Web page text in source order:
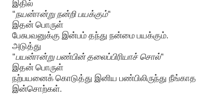
இதில்
“நயன்ஈன்று நன்றி பயக்கும்“
இதன் பொருள்
பேசுபவனுக்கு இன்பம் தந்து நன்மை பயக்கும்.
அடுத்து
“பயன்ஈன்று பண்பின் தலைப்பிரியாச் சொல்“
இதன் பொருள்
நற்பயனைக் கொடுத்து இனிய பண்பிலிருந்து நீங்காத
இன்சொற்கள்.